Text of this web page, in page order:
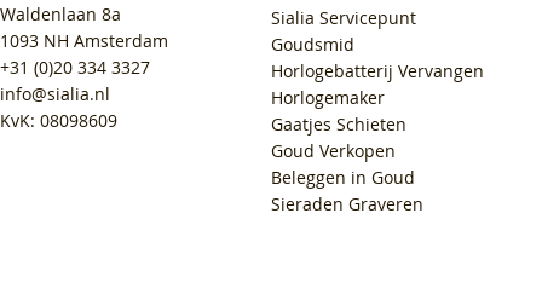
Waldenlaan 8a
1093 NH Amsterdam
+31 (0)20 334 3327
info@sialia.nl
KvK: 08098609
Sialia Servicepunt
Goudsmid
Horlogebatterij Vervangen
Horlogemaker
Gaatjes Schieten
Goud Verkopen
Beleggen in Goud
Sieraden Graveren